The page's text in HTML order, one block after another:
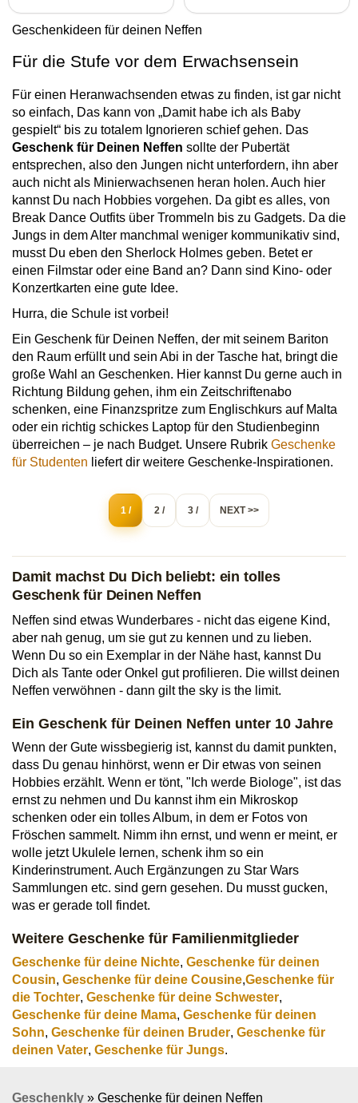
Geschenkideen für deinen Neffen
Für die Stufe vor dem Erwachsensein
Für einen Heranwachsenden etwas zu finden, ist gar nicht
so einfach, Das kann von „Damit habe ich als Baby
gespielt“ bis zu totalem Ignorieren schief gehen. Das
Geschenk für Deinen Neffen sollte der Pubertät
entsprechen, also den Jungen nicht unterfordern, ihn aber
auch nicht als Minierwachsenen heran holen. Auch hier
kannst Du nach Hobbies vorgehen. Da gibt es alles, von
Break Dance Outfits über Trommeln bis zu Gadgets. Da die
Jungs in dem Alter manchmal weniger kommunikativ sind,
musst Du eben den Sherlock Holmes geben. Betet er
einen Filmstar oder eine Band an? Dann sind Kino- oder
Konzertkarten eine gute Idee.
Hurra, die Schule ist vorbei!
Ein Geschenk für Deinen Neffen, der mit seinem Bariton
den Raum erfüllt und sein Abi in der Tasche hat, bringt die
große Wahl an Geschenken. Hier kannst Du gerne auch in
Richtung Bildung gehen, ihm ein Zeitschriftenabo
schenken, eine Finanzspritze zum Englischkurs auf Malta
oder ein richtig schickes Laptop für den Studienbeginn
überreichen – je nach Budget. Unsere Rubrik Geschenke
für Studenten liefert dir weitere Geschenke-Inspirationen.
1 / 2 / 3 / NEXT >>
Damit machst Du Dich beliebt: ein tolles
Geschenk für Deinen Neffen
Neffen sind etwas Wunderbares - nicht das eigene Kind,
aber nah genug, um sie gut zu kennen und zu lieben.
Wenn Du so ein Exemplar in der Nähe hast, kannst Du
Dich als Tante oder Onkel gut profilieren. Die willst deinen
Neffen verwöhnen - dann gilt the sky is the limit.
Ein Geschenk für Deinen Neffen unter 10 Jahre
Wenn der Gute wissbegierig ist, kannst du damit punkten,
dass Du genau hinhörst, wenn er Dir etwas von seinen
Hobbies erzählt. Wenn er tönt, "Ich werde Biologe", ist das
ernst zu nehmen und Du kannst ihm ein Mikroskop
schenken oder ein tolles Album, in dem er Fotos von
Fröschen sammelt. Nimm ihn ernst, und wenn er meint, er
wolle jetzt Ukulele lernen, schenk ihm so ein
Kinderinstrument. Auch Ergänzungen zu Star Wars
Sammlungen etc. sind gern gesehen. Du musst gucken,
was er gerade toll findet.
Weitere Geschenke für Familienmitglieder
Geschenke für deine Nichte, Geschenke für deinen
Cousin, Geschenke für deine Cousine,Geschenke für
die Tochter, Geschenke für deine Schwester,
Geschenke für deine Mama, Geschenke für deinen
Sohn, Geschenke für deinen Bruder, Geschenke für
deinen Vater, Geschenke für Jungs.
Geschenkly » Geschenke für deinen Neffen